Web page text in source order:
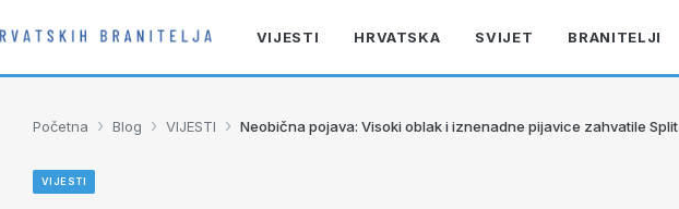
VIJESTI HRVATSKA SVIJET BRANITELJI
Početna › Blog › VIJESTI › Neobična pojava: Visoki oblak i iznenadne pijavice zahvatile Split
VIJESTI